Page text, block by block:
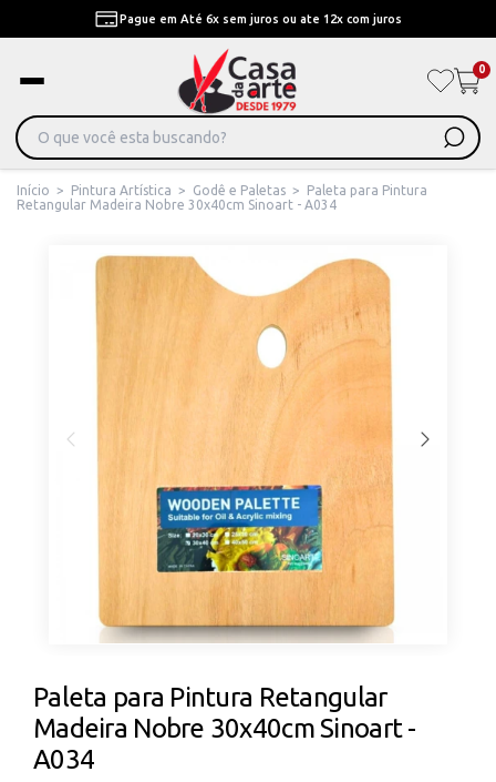
Pague em Até 6x sem juros ou ate 12x com juros
0
Início > Pintura Artística > Godê e Paletas >
Paleta para Pintura
Retangular Madeira Nobre 30x40cm Sinoart - A034
Paleta para Pintura Retangular
Madeira Nobre 30x40cm Sinoart -
A034